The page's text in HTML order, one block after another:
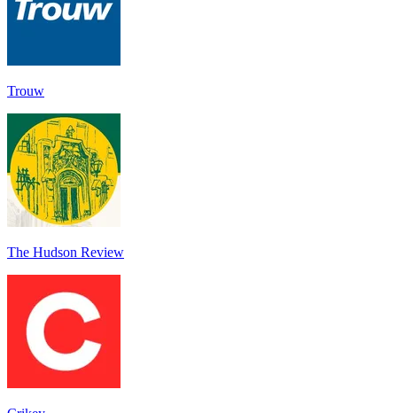
Trouw
The Hudson Review